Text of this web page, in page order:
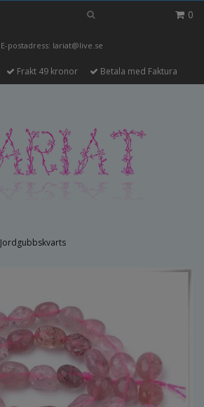
0
E-postadress: lariat@live.se
Frakt 49 kronor Betala med Faktura
Jordgubbskvarts